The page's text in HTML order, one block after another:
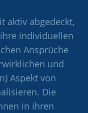
aktiv abgedeckt,
individuellen
Ansprüche
und
Aspekt von
Die
in ihren